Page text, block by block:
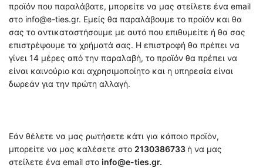
προϊόν που παραλάβατε, μπορείτε να μας στείλετε ένα email
στο info@e-ties.gr. Εμείς θα παραλάβουμε το προϊόν και θα
σας το αντικαταστήσουμε με αυτό που επιθυμείτε ή θα σας
επιστρέψουμε τα χρήματά σας. Η επιστροφή θα πρέπει να
γίνει 14 μέρες από την παραλαβή, το προϊόν θα πρέπει να
είναι καινούριο και αχρησιμοποίητο και η υπηρεσία είναι
δωρεάν για την πρώτη αλλαγή.
Εάν θέλετε να μας ρωτήσετε κάτι για κάποιο προϊόν,
μπορείτε να μας καλέσετε στο 2130386733 ή να μας
στείλετε ένα email στο info@e-ties.gr.